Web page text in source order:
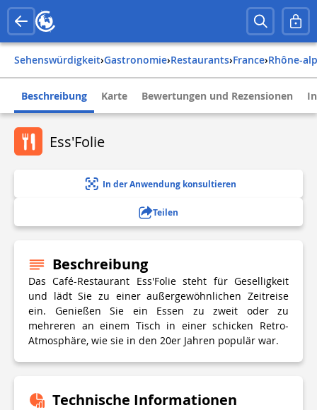
Sehenswürdigkeit› Gastronomie› Restaurants› france› rhône-
Beschreibung Karte Bewertungen und Rezensionen
Ess'Folie
In der Anwendung konsultieren
Teilen
Beschreibung
Das Café-Restaurant Ess'Folie steht für Geselligkeit
und lädt Sie zu einer außergewöhnlichen Zeitreise
ein. Genießen Sie ein Essen zu zweit oder zu
mehreren an einem Tisch in einer schicken Retro-
Atmosphäre, wie sie in den 20er Jahren populär war.
Technische Informationen